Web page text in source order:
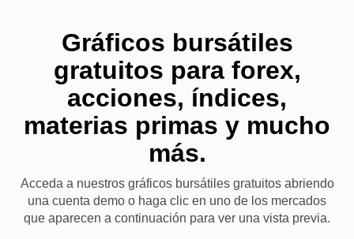
Gráficos bursátiles
gratuitos para forex,
acciones, índices,
materias primas y mucho
más.
Acceda a nuestros gráficos bursátiles gratuitos abriendo
una cuenta demo o haga clic en uno de los mercados
que aparecen a continuación para ver una vista previa.